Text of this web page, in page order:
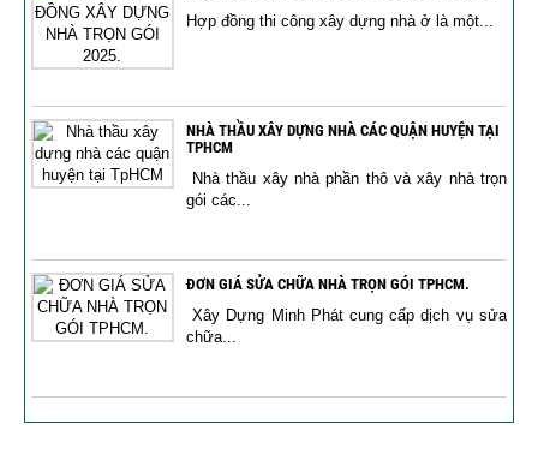
Hợp đồng thi công xây dựng nhà ở là một...
NHÀ THẦU XÂY DỰNG NHÀ CÁC QUẬN HUYỆN TẠI
TPHCM
Nhà thầu xây nhà phần thô và xây nhà trọn
gói các...
ĐƠN GIÁ SỬA CHỮA NHÀ TRỌN GÓI TPHCM.
Xây Dựng Minh Phát cung cấp dịch vụ sửa
chữa...